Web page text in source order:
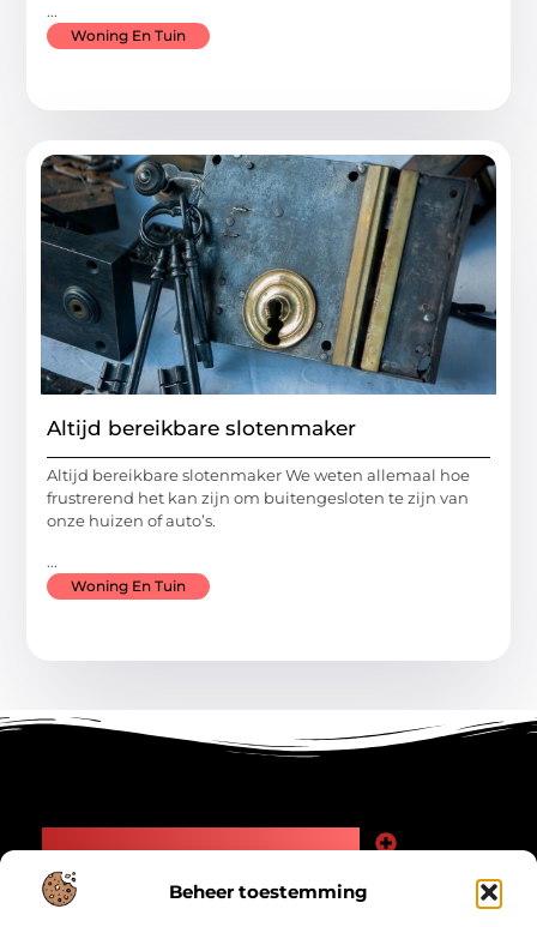
Beheer toestemming
...
Woning En Tuin
Altijd bereikbare slotenmaker
Altijd bereikbare slotenmaker We weten allemaal hoe
frustrerend het kan zijn om buitengesloten te zijn van
onze huizen of auto’s.
...
Woning En Tuin
Bericht categorie